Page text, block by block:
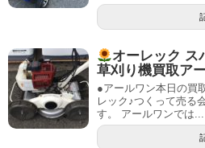
オーレック
草刈り機買取ア
●アールワン本日の
レック♪つくって売る
す。 アールワンでは...